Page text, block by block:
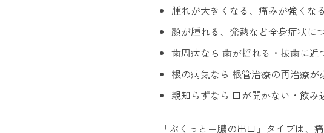
腫れが大きくなる、痛みが強くなる
顔が腫れる、発熱など全身症状に
歯周病なら 歯が揺れる・抜歯に近
根の病気なら 根管治療の再治療が
親知らずなら 口が開かない・飲み
「ぷくっと＝膿の出口」タイプは、